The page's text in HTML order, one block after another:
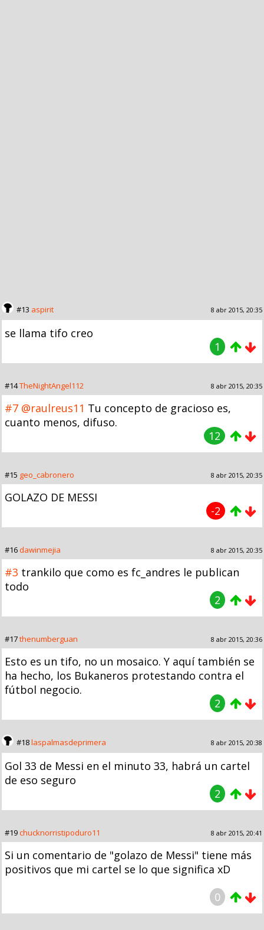
#13 aspirit 8 abr 2015, 20:35
se llama tifo creo
1
#14TheNightAngel112 8 abr 2015, 20:35
#7 @raulreus11 Tu concepto de gracioso es,
cuanto menos, difuso.
12
#15 geo_cabronero 8 abr 2015, 20:35
GOLAZO DE MESSI
-2
#16dawinmejia 8 abr 2015, 20:35
#3 trankilo que como es fc_andres le publican
todo
2
#17thenumberguan 8 abr 2015, 20:36
Esto es un tifo, no un mosaico. Y aquí también se
ha hecho, los Bukaneros protestando contra el
fútbol negocio.
2
#18laspalmasdeprimera 8 abr 2015, 20:38
Gol 33 de Messi en el minuto 33, habrá un cartel
de eso seguro
2
#19chucknorristipoduro11 8 abr 2015, 20:41
Si un comentario de "golazo de Messi" tiene más
positivos que mi cartel se lo que significa xD
0